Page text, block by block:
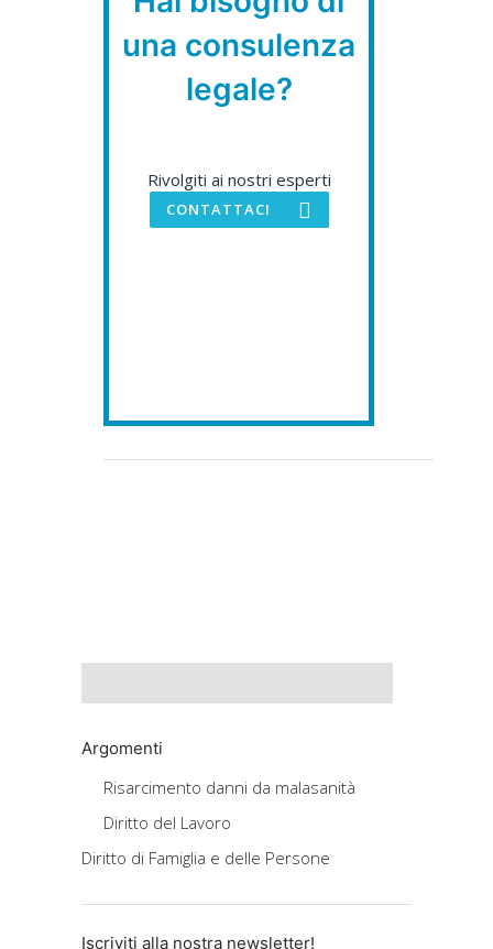
una consulenza
legale?
Rivolgiti ai nostri esperti
CONTATTACI
Argomenti
Risarcimento danni da malasanità
Diritto del Lavoro
Diritto di Famiglia e delle Persone
Iscriviti alla nostra newsletter!